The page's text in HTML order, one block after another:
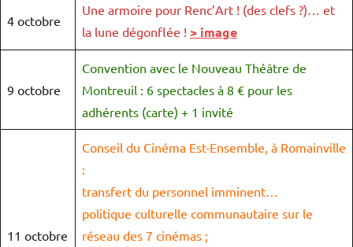
4 octobre
Une armoire pour Renc’Art ! (des clefs ?)… et
la lune dégonflée ! > image
9 octobre
Convention avec le Nouveau Théâtre de
Montreuil : 6 spectacles à 8 € pour les
adhérents (carte) + 1 invité
11 octobre
Conseil du Cinéma Est-Ensemble, à Romainville
:
transfert du personnel imminent…
politique culturelle communautaire sur le
réseau des 7 cinémas ;